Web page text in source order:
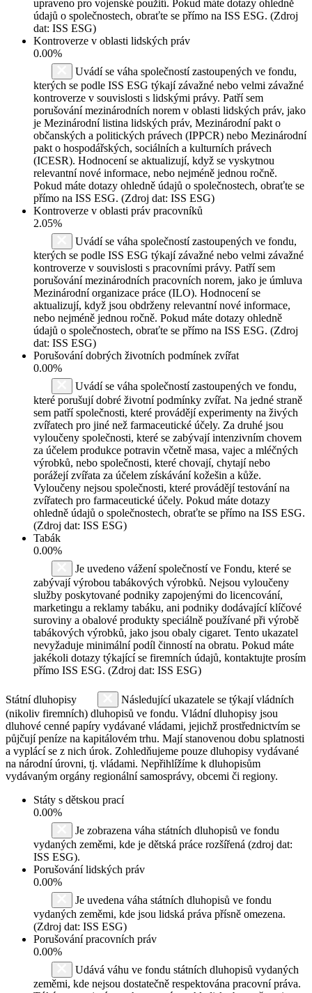
upraveno pro vojenské použití. Pokud máte dotazy ohledně
údajů o společnostech, obraťte se přímo na ISS ESG. (Zdroj
dat: ISS ESG)
Kontroverze v oblasti lidských práv
0.00%
Uvádí se váha společností zastoupených ve fondu,
kterých se podle ISS ESG týkají závažné nebo velmi závažné
kontroverze v souvislosti s lidskými právy. Patří sem
porušování mezinárodních norem v oblasti lidských práv, jako
je Mezinárodní listina lidských práv, Mezinárodní pakt o
občanských a politických právech (IPPCR) nebo Mezinárodní
pakt o hospodářských, sociálních a kulturních právech
(ICESR). Hodnocení se aktualizují, když se vyskytnou
relevantní nové informace, nebo nejméně jednou ročně.
Pokud máte dotazy ohledně údajů o společnostech, obraťte se
přímo na ISS ESG. (Zdroj dat: ISS ESG)
Kontroverze v oblasti práv pracovníků
2.05%
Uvádí se váha společností zastoupených ve fondu,
kterých se podle ISS ESG týkají závažné nebo velmi závažné
kontroverze v souvislosti s pracovními právy. Patří sem
porušování mezinárodních pracovních norem, jako je úmluva
Mezinárodní organizace práce (ILO). Hodnocení se
aktualizují, když jsou obdrženy relevantní nové informace,
nebo nejméně jednou ročně. Pokud máte dotazy ohledně
údajů o společnostech, obraťte se přímo na ISS ESG. (Zdroj
dat: ISS ESG)
Porušování dobrých životních podmínek zvířat
0.00%
Uvádí se váha společností zastoupených ve fondu,
které porušují dobré životní podmínky zvířat. Na jedné straně
sem patří společnosti, které provádějí experimenty na živých
zvířatech pro jiné než farmaceutické účely. Za druhé jsou
vyloučeny společnosti, které se zabývají intenzivním chovem
za účelem produkce potravin včetně masa, vajec a mléčných
výrobků, nebo společnosti, které chovají, chytají nebo
porážejí zvířata za účelem získávání kožešin a kůže.
Vyloučeny nejsou společnosti, které provádějí testování na
zvířatech pro farmaceutické účely. Pokud máte dotazy
ohledně údajů o společnostech, obraťte se přímo na ISS ESG.
(Zdroj dat: ISS ESG)
Tabák
0.00%
Je uvedeno vážení společností ve Fondu, které se
zabývají výrobou tabákových výrobků. Nejsou vyloučeny
služby poskytované podniky zapojenými do licencování,
marketingu a reklamy tabáku, ani podniky dodávající klíčové
suroviny a obalové produkty speciálně používané při výrobě
tabákových výrobků, jako jsou obaly cigaret. Tento ukazatel
nevyžaduje minimální podíl činností na obratu. Pokud máte
jakékoli dotazy týkající se firemních údajů, kontaktujte prosím
přímo ISS ESG. (Zdroj dat: ISS ESG)
Státní dluhopisy
Následující ukazatele se týkají vládních
(nikoliv firemních) dluhopisů ve fondu. Vládní dluhopisy jsou
dluhové cenné papíry vydávané vládami, jejichž prostřednictvím se
půjčují peníze na kapitálovém trhu. Mají stanovenou dobu splatnosti
a vyplácí se z nich úrok. Zohledňujeme pouze dluhopisy vydávané
na národní úrovni, tj. vládami. Nepřihlížíme k dluhopisům
vydávaným orgány regionální samosprávy, obcemi či regiony.
Státy s dětskou prací
0.00%
Je zobrazena váha státních dluhopisů ve fondu
vydaných zeměmi, kde je dětská práce rozšířená (zdroj dat:
ISS ESG).
Porušování lidských práv
0.00%
Je uvedena váha státních dluhopisů ve fondu
vydaných zeměmi, kde jsou lidská práva přísně omezena.
(Zdroj dat: ISS ESG)
Porušování pracovních práv
0.00%
Udává váhu ve fondu státních dluhopisů vydaných
zeměmi, kde nejsou dostatečně respektována pracovní práva.